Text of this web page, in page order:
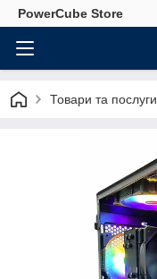
PowerCube Store
Товари та послуги